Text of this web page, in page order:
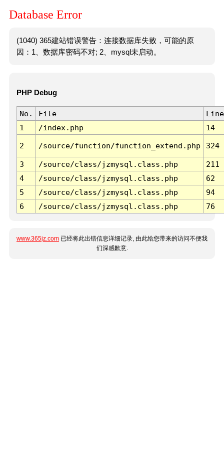
Database Error
(1040) 365建站错误警告：连接数据库失败，可能的原
因：1、数据库密码不对; 2、mysql未启动。
PHP Debug
No. File
Line
1
/index.php 14
2 /source/function/function_extend.php 324
3 /source/class/jzmysql.class.php
211
4
/source/class/jzmysql.class.php
62
5
/source/class/jzmysql.class.php
94
6
/source/class/jzmysql.class.php 76
www.365jz.com 已经将此出错信息详细记录, 由此给您带来的访问不便我
们深感歉意.